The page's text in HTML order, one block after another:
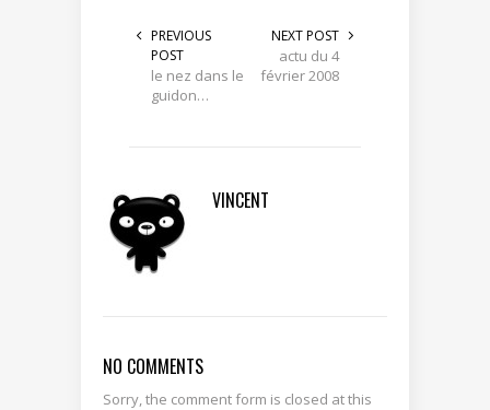
PREVIOUS
POST
le nez dans le
guidon…
NEXT POST
actu du 4
février 2008
VINCENT
NO COMMENTS
Sorry, the comment form is closed at this